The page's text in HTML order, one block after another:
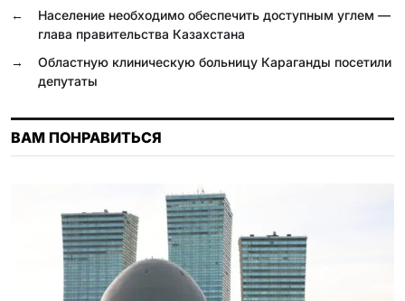
o
k
a
m
p
p
a
s
i
u
←
Население необходимо обеспечить доступным углем —
глава правительства Казахстана
→
Областную клиническую больницу Караганды посетили
депутаты
ВАМ ПОНРАВИТЬСЯ